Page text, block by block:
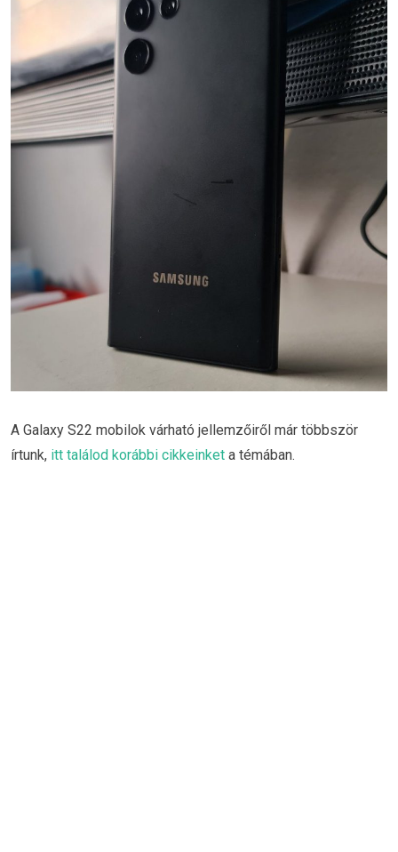
A Galaxy S22 mobilok várható jellemzőiről már többször
írtunk, itt találod korábbi cikkeinket a témában.